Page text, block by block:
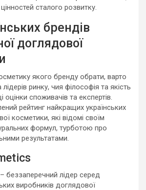
сталого розвитку.
брендів
доглядової
якого бренду обрати, варто
ринку, чия філософія та якість
споживачів та експертів.
рейтинг найкращих українських
косметики, які відомі своїм
формул, турботою про
результатами.
беззаперечний лідер серед
виробників доглядової